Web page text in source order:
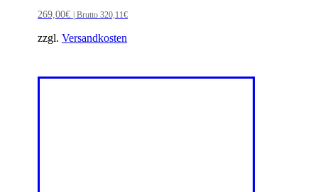
269,00€ | Brutto 320,11€
zzgl. Versandkosten